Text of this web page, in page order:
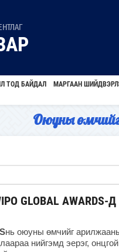
ТОД БАЙДАЛ МАРГААН
Оюуны
GLOBAL
нь оюуны өмчийг
нийгэмд эерэг,